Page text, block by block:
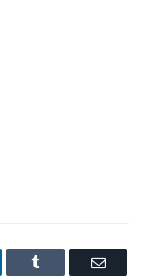
Tumblr Email